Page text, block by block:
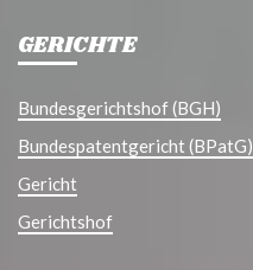
GERICHTE
Bundesgerichtshof (BGH)
Bundespatentgericht (BPatG)
Gericht
Gerichtshof